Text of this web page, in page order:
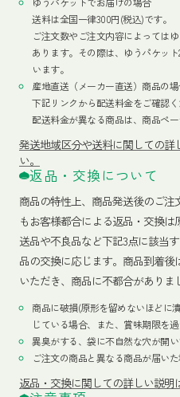
送料は全国一律300円(税込)です。
ご注文数やご注文内容によっては
あります。その際は、ゆうパケッ
います。
産地直送（メーカー直送）商品の
下記リンクから配送料金をご確認く
配送料金が異なる商品は、商品ペー
発送地域区分や送料に関しての
い。
返品・交換について
商品の特性上、商品発送後のご
もお客様都合による返品・交換
送品や不良品など下記3点に該当
品の交換に応じます。商品到着
いただき、商品に不都合がありま
商品に破損(原形を留めないほどに
じている場合、また、賞味期限を
異臭がする、袋に不自然な穴が開
ご注文の商品と異なる商品が届い
返品・交換に関しての詳しい説明